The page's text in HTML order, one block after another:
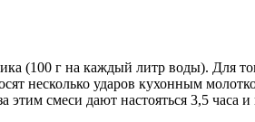
(100 г на каждый литр воды). Для
несколько ударов кухонным
смеси дают настояться 3,5 часа